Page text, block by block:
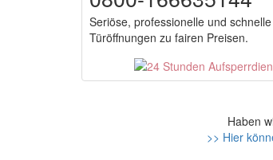
Seriöse, professionelle und schnelle
Türöffnungen zu fairen Preisen.
Haben
>> Hier